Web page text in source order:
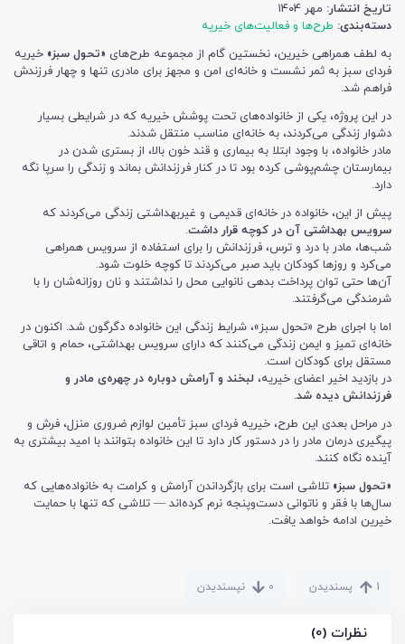
تاریخ انتشار: مهر ۱۴۰4
دسته‌بندی: طرح‌ها و فعالیت‌های خیریه
به لطف همراهی خیرین، نخستین گام از مجموعه طرح‌های «تحول سبز» خیریه
فردای سبز به ثمر نشست و خانه‌ای امن و مجهز برای مادری تنها و چهار فرزندش
فراهم شد.
در این پروژه، یکی از خانواده‌های تحت پوشش خیریه که در شرایطی بسیار
دشوار زندگی می‌کردند، به خانه‌ای مناسب منتقل شدند.
مادر خانواده، با وجود ابتلا به بیماری و قند خون بالا، از بستری شدن در
بیمارستان چشم‌پوشی کرده بود تا در کنار فرزندانش بماند و زندگی را سرپا نگه
دارد.
پیش از این، خانواده در خانه‌ای قدیمی و غیربهداشتی زندگی می‌کردند که
سرویس بهداشتی آن در کوچه قرار داشت.
شب‌ها، مادر با درد و ترس، فرزندانش را برای استفاده از سرویس همراهی
می‌کرد و روزها کودکان باید صبر می‌کردند تا کوچه خلوت شود.
آن‌ها حتی توان پرداخت بدهی نانوایی محل را نداشتند و نان روزانه‌شان را با
شرمندگی می‌گرفتند.
اما با اجرای طرح «تحول سبز»، شرایط زندگی این خانواده دگرگون شد. اکنون در
خانه‌ای تمیز و ایمن زندگی می‌کنند که دارای سرویس بهداشتی، حمام و اتاقی
مستقل برای کودکان است.
در بازدید اخیر اعضای خیریه، لبخند و آرامش دوباره در چهره‌ی مادر و
فرزندانش دیده شد.
در مراحل بعدی این طرح، خیریه فردای سبز تأمین لوازم ضروری منزل، فرش و
پیگیری درمان مادر را در دستور کار دارد تا این خانواده بتوانند با امید بیشتری به
آینده نگاه کنند.
«تحول سبز» تلاشی است برای بازگرداندن آرامش و کرامت به خانواده‌هایی که
سال‌ها با فقر و ناتوانی دست‌وپنجه نرم کرده‌اند — تلاشی که تنها با حمایت
خیرین ادامه خواهد یافت.
1
0 نپسندیدن
نظرات (0)